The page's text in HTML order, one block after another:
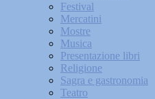
Festival
Mercatini
Mostre
Musica
Presentazione libri
Religione
Sagra e gastronomia
Teatro